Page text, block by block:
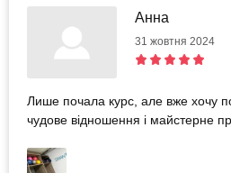
Анна
31 жовтня 2024
Лише почала курс, але вже хочу
чудове відношення і майстерне